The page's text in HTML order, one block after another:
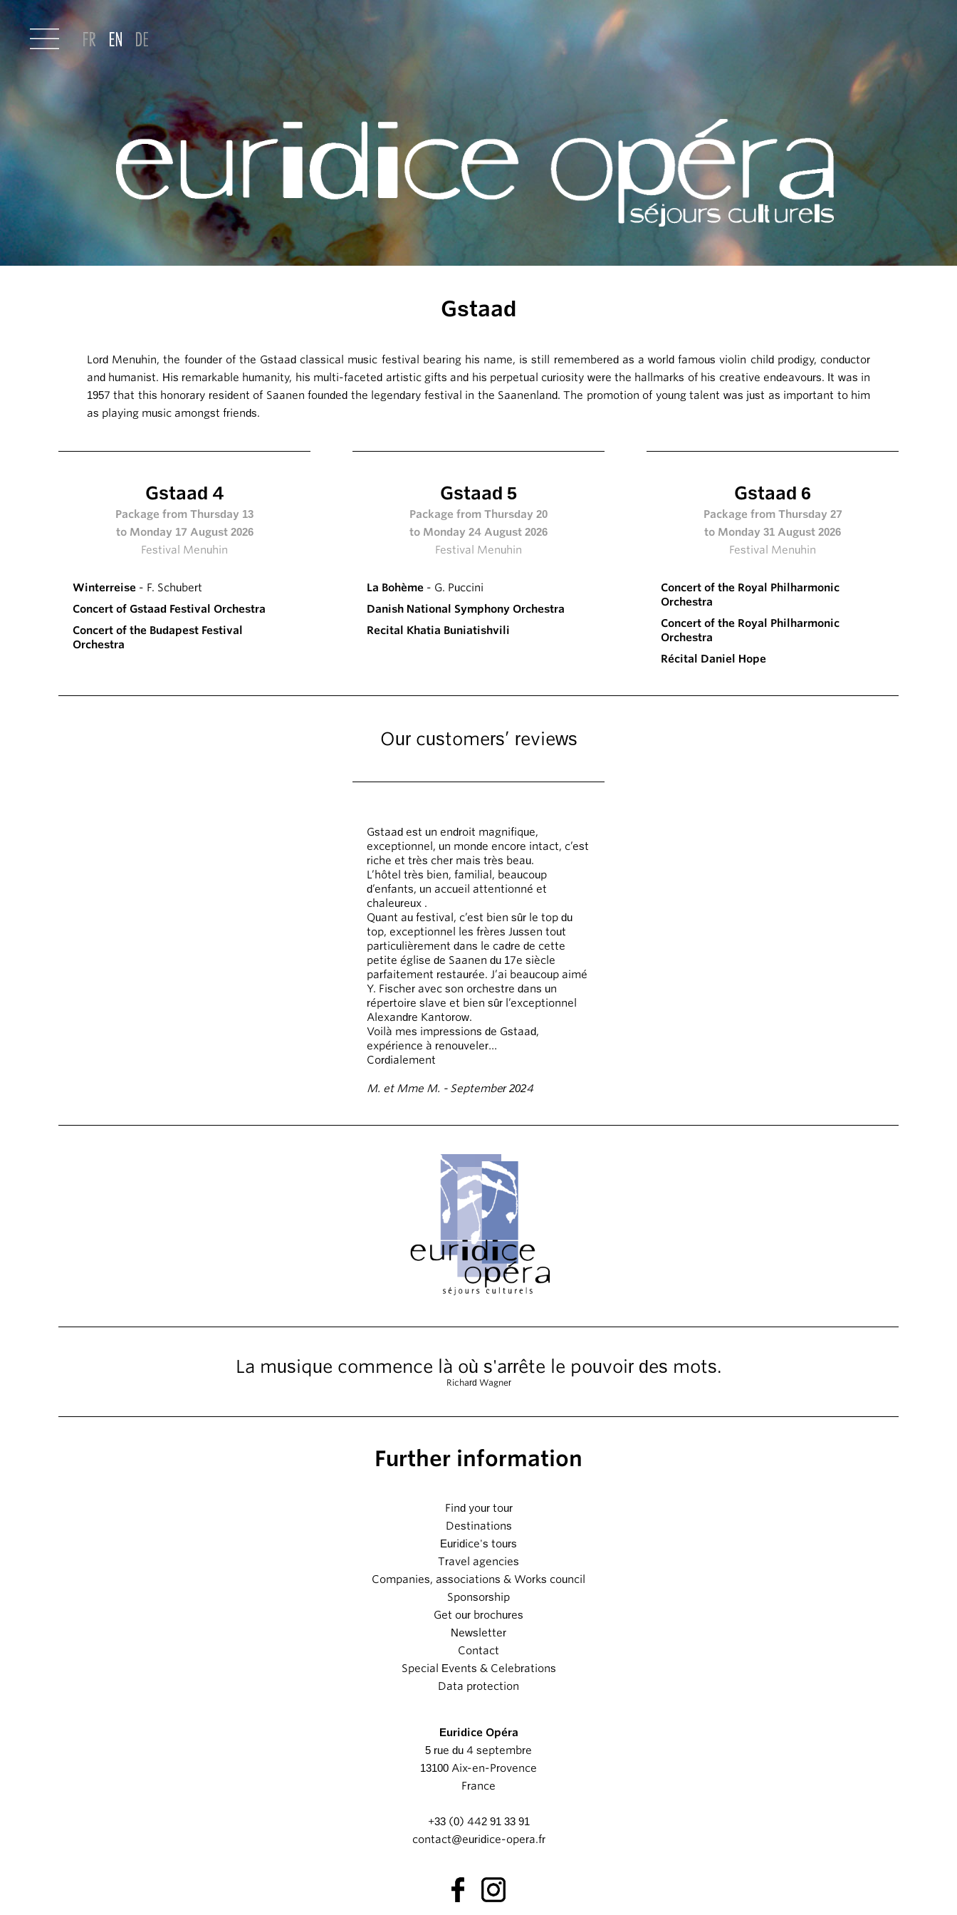
Gstaad
Lord Menuhin, the founder of the Gstaad classical music festival bearing his name, is still remembered as a world famous violin child prodigy, conductor
and humanist. His remarkable humanity, his multi-faceted artistic gifts and his perpetual curiosity were the hallmarks of his creative endeavours. It was in
1957 that this honorary resident of Saanen founded the legendary festival in the Saanenland. The promotion of young talent was just as important to him
as playing music amongst friends.
Gstaad 4
Package from Thursday 13
to Monday 17 August 2026
Festival Menuhin
Winterreise - F. Schubert
Concert of Gstaad Festival Orchestra
Concert of the Budapest Festival
Orchestra
Gstaad 5
Package from Thursday 20
to Monday 24 August 2026
Festival Menuhin
La Bohème - G. Puccini
Danish National Symphony Orchestra
Recital Khatia Buniatishvili
Gstaad 6
Package from Thursday 27
to Monday 31 August 2026
Festival Menuhin
Concert of the Royal Philharmonic
Orchestra
Concert of the Royal Philharmonic
Orchestra
Récital Daniel Hope
Our customers’ reviews
Gstaad est un endroit magnifique,
exceptionnel, un monde encore intact, c’est
riche et très cher mais très beau.
L’hôtel très bien, familial, beaucoup
d’enfants, un accueil attentionné et
chaleureux .
Quant au festival, c’est bien sûr le top du
top, exceptionnel les frères Jussen tout
particulièrement dans le cadre de cette
petite église de Saanen du 17e siècle
parfaitement restaurée. J’ai beaucoup aimé
Y. Fischer avec son orchestre dans un
répertoire slave et bien sûr l’exceptionnel
Alexandre Kantorow.
Voilà mes impressions de Gstaad,
expérience à renouveler…
Cordialement
M. et Mme M. - September 2024
La musique commence là où s'arrête le pouvoir des mots.
Richard Wagner
Further information
Find your tour
Destinations
Euridice's tours
Travel agencies
Companies, associations & Works council
Sponsorship
Get our brochures
Newsletter
Contact
Special Events & Celebrations
Data protection
Euridice Opéra
5 rue du 4 septembre
13100 Aix-en-Provence
France
+33 (0) 442 91 33 91
contact@euridice-opera.fr